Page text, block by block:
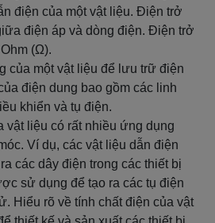
điện của một vật liệu. Điện trở
điện áp và dòng điện. Điện trở
(Ω).
của một vật liệu để lưu trữ điện
điện dung bao gồm các linh
khiển và tụ điện.
vật liệu có rất nhiều ứng dụng
Ví dụ, các vật liệu dẫn điện
các dây điện trong các thiết bị
sử dụng để tạo ra các tụ điện
Hiểu rõ về tính chất điện của vật